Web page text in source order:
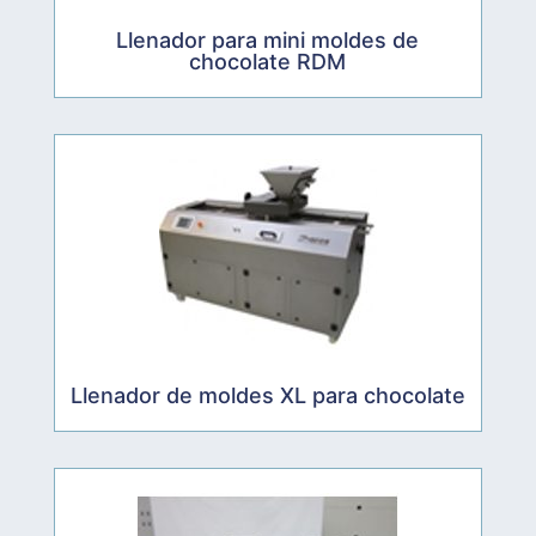
Llenador para mini moldes de
chocolate RDM
Llenador de moldes XL para chocolate